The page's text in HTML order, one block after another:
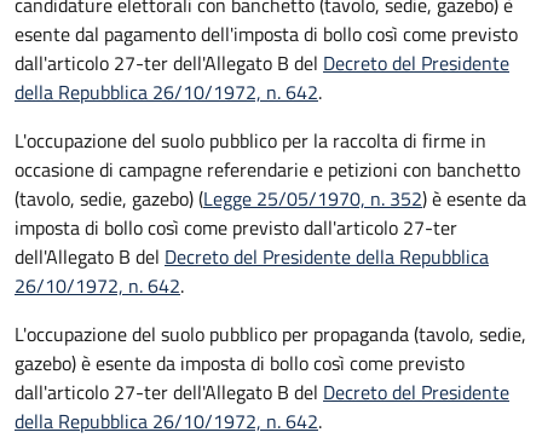
esente dal pagamento dell'imposta di bollo così come previsto
dall'articolo 27-ter dell'Allegato B del Decreto del Presidente
della Repubblica 26/10/1972, n. 642.
L'occupazione del suolo pubblico per la raccolta di firme in
occasione di campagne referendarie e petizioni con banchetto
(tavolo, sedie, gazebo) (Legge 25/05/1970, n. 352) è esente da
imposta di bollo così come previsto dall'articolo 27-ter
dell'Allegato B del Decreto del Presidente della Repubblica
26/10/1972, n. 642.
L'occupazione del suolo pubblico per propaganda (tavolo, sedie,
gazebo) è esente da imposta di bollo così come previsto
dall'articolo 27-ter dell'Allegato B del Decreto del Presidente
della Repubblica 26/10/1972, n. 642.